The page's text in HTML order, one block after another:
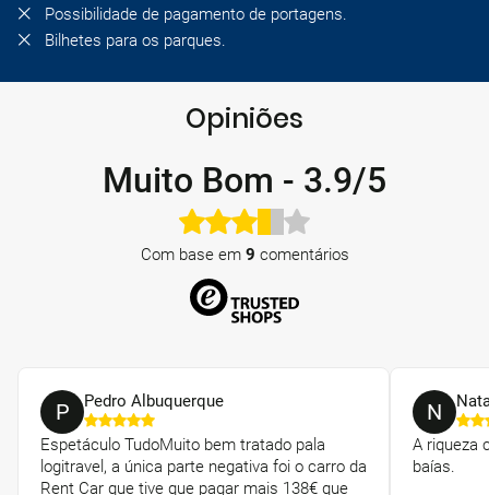
Possibilidade de pagamento de portagens.
Bilhetes para os parques.
Opiniões
Muito Bom - 3.9/5
Com base em 9 comentários
P Pedro Albuquerque
Espetáculo TudoMuito bem tratado pala
logitravel, a única parte negativa foi o carro da
Rent Car que tive que pagar mais 138€ que
N
A riqueza
baías.